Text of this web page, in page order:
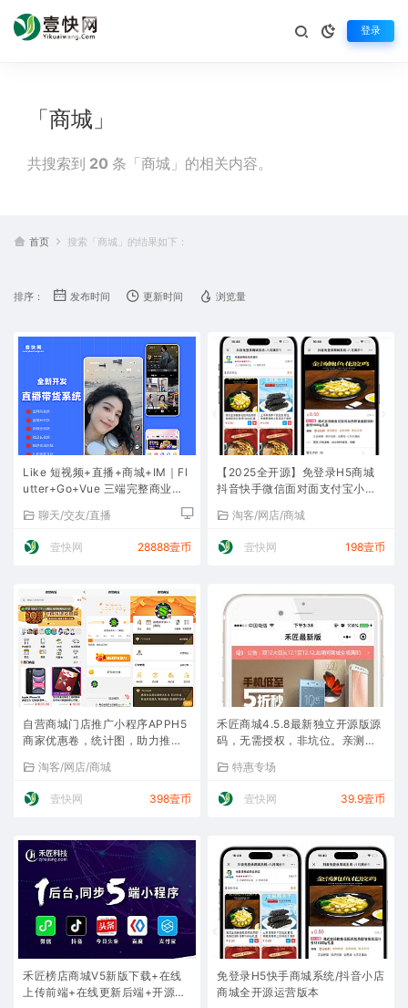
登录
「商城」
共搜索到 20 条「商城」的相关内容。
首页 搜索「商城」的结果如下：
排序： 发布时间 更新时间 浏览量
Like 短视频+直播+商城+IM｜Fl
utter+Go+Vue 三端完整商业级
聊天/交友/直播
壹快网 28888壹币
【2025全开源】免登录H5商城
抖音快手微信面对面支付宝小程
淘客/网店/商城
壹快网 198壹币
自营商城门店推广小程序APPH5
商家优惠卷，统计图，助力推
淘客/网店/商城
壹快网 398壹币
禾匠商城4.5.8最新独立开源版源
码，无需授权，非坑位。亲测可
特惠专场
壹快网 39.9壹币
禾匠榜店商城V5新版下载+在线
上传前端+在线更新后端+开源前
免登录H5快手商城系统/抖音小店
商城全开源运营版本